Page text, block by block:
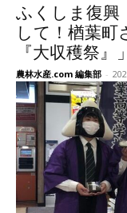
ふくしま復興
して！楢葉町
『大収穫祭』
農林水産.com 編集部 -